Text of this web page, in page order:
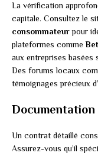
La vérification
capitale. Consultez le
consommateurpour
plateformes comme
aux entreprises basées
Des forums locaux
témoignages précieux
Un contrat détaillé
Assurez-vous qu’il